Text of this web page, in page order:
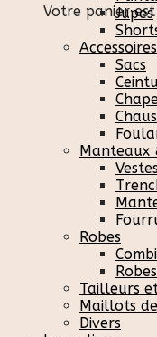
Votre panier est
Jupes
Accessoires
Sacs
Manteaux
Vestes
Robes
Robes
Tailleurs
Maillots
Divers